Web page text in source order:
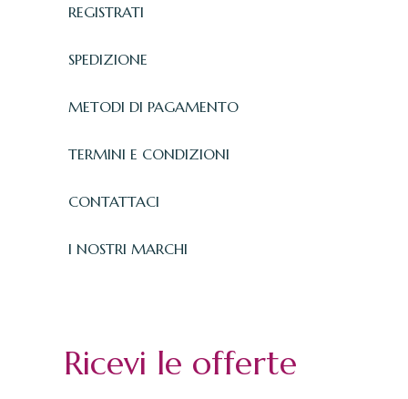
REGISTRATI
SPEDIZIONE
METODI DI PAGAMENTO
TERMINI E CONDIZIONI
CONTATTACI
I NOSTRI MARCHI
Ricevi le offerte